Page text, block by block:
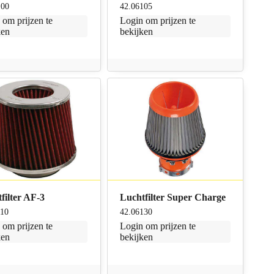
om prijzen te
42.06105
Login om prijzen te
bekijken
AF-3
om prijzen te
Luchtfilter Super Charge
42.06130
Login om prijzen te
bekijken